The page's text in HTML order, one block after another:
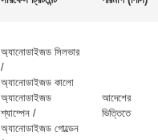
অ্যানোডাইজড সিলভার
/
অ্যানোডাইজড কালো
অ্যানোডাইজড
শ্যাম্পেন /
অ্যানোডাইজড গোল্ডেন
আদেশের
ভিত্তিতে